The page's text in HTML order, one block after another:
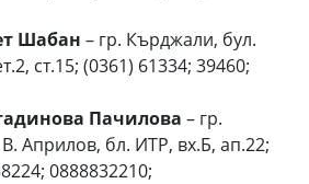
Шабан – гр. Кърджали, бул.
ст.15; (0361) 61334; 39460;
Пачилова – гр.
Априлов, бл. ИТР, вх.Б, ап.22;
0888832210;